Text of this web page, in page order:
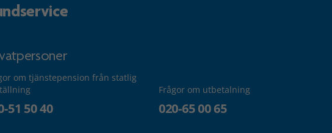
om tjänstepension från statlig
51 50 40
Frågor om utbetalning
020-65 00 65